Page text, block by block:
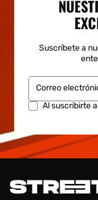
Suscríbete a
Correo
Al suscribirte